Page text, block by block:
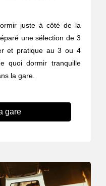
juste à côté de la
une sélection de 3
et pratique au 3 ou 4
quoi dormir tranquille
la gare.
gare